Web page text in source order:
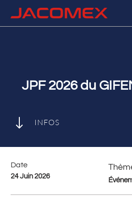
JPF 2026 du
" INFOS
Date
24 Juin 2026